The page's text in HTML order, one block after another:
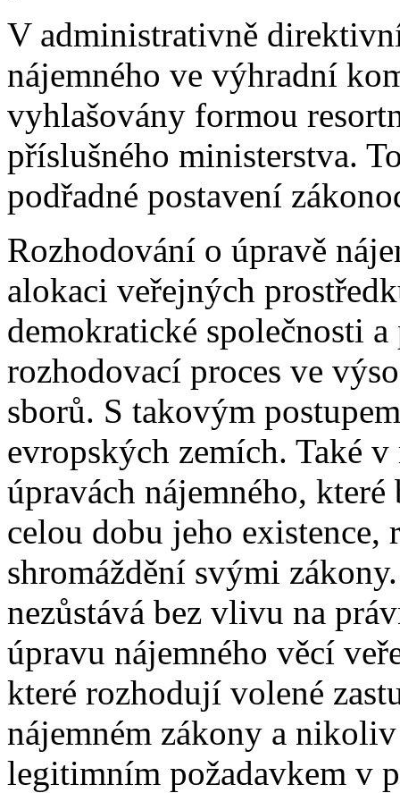
V administrativně
nájemného ve výhradní
vyhlašovány formou
příslušného ministerstva.
podřadné postavení
Rozhodování o úpravě
alokaci veřejných
demokratické společnosti
rozhodovací proces ve
sborů. S takovým
evropských zemích. Také
úpravách nájemného,
celou dobu jeho
shromáždění svými
nezůstává bez vlivu na
úpravu nájemného věcí
které rozhodují volené
nájemném zákony a
legitimním požadavkem v